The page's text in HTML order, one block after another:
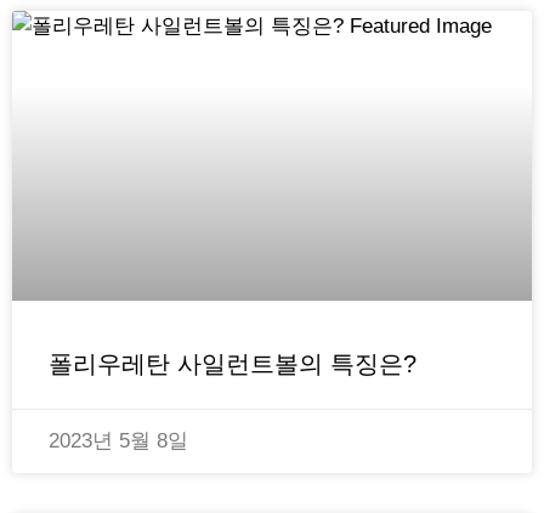
폴리우레탄 사일런트볼의 특징은?
2023년 5월 8일